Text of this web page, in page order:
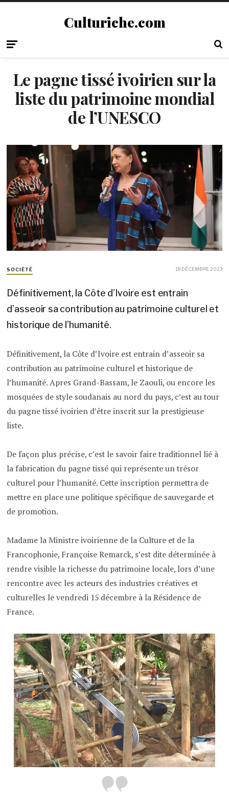
Culturiche.com
Le pagne tissé ivoirien sur la
liste du patrimoine mondial
de l’UNESCO
SOCIÉTÉ 18 DÉCEMBRE 2023
Définitivement, la Côte d’Ivoire est entrain
d’asseoir sa contribution au patrimoine culturel et
historique de l’humanité.
Définitivement, la Côte d’Ivoire est entrain d’asseoir sa
contribution au patrimoine culturel et historique de
l’humanité. Apres Grand-Bassam, le Zaouli, ou encore les
mosquées de style soudanais au nord du pays, c’est au tour
du pagne tissé ivoirien d’être inscrit sur la prestigieuse
liste.
De façon plus précise, c’est le savoir faire traditionnel lié à
la fabrication du pagne tissé qui représente un trésor
culturel pour l’humanité. Cette inscription permettra de
mettre en place une politique spécifique de sauvegarde et
de promotion.
Madame la Ministre ivoirienne de la Culture et de la
Francophonie, Françoise Remarck, s’est dite déterminée à
rendre visible la richesse du patrimoine locale, lors d’une
rencontre avec les acteurs des industries créatives et
culturelles le vendredi 15 décembre à la Résidence de
France.